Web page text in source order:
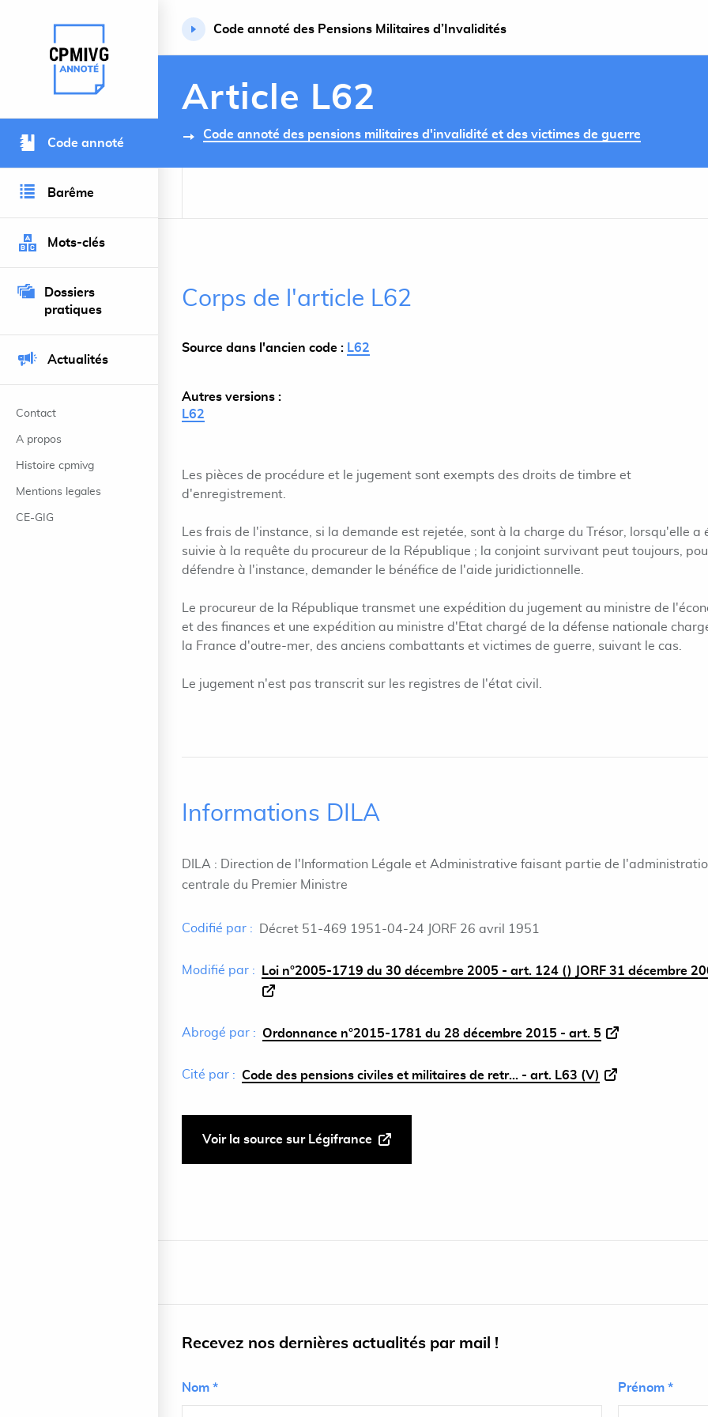
Retour à l’accueil du site
Code annoté
Barême
Mots-clés
Dossiers
pratiques
Actualités
Contact
A propos
Histoire cpmivg
Mentions legales
CE-GIG
Code annoté des Pensions Militaires d’Invalidités
Article L62
Code annoté des pensions militaires d'invalidité et des victimes de guerre
Corps de l'article L62
Source dans l'ancien code : L62
Autres versions :
L62
Les pièces de procédure et le jugement sont exempts des droits de timbre et
d'enregistrement.
Les frais de l'instance, si la demande est rejetée, sont à la charge du Trésor, lorsqu'elle a
suivie à la requête du procureur de la République ; la conjoint survivant peut toujours,
défendre à l'instance, demander le bénéfice de l'aide juridictionnelle.
Le procureur de la République transmet une expédition du jugement au ministre de
et des finances et une expédition au ministre d'Etat chargé de la défense nationale
la France d'outre-mer, des anciens combattants et victimes de guerre, suivant le cas.
Le jugement n'est pas transcrit sur les registres de l'état civil.
Informations DILA
DILA : Direction de l'Information Légale et Administrative faisant partie de
centrale du Premier Ministre
Codifié par : Décret 51-469 1951-04-24 JORF 26 avril 1951
Modifié par : Loi n°2005-1719 du 30 décembre 2005 - art. 124 () JORF 31 décembre
Abrogé par : Ordonnance n°2015-1781 du 28 décembre 2015 - art. 5
Cité par : Code des pensions civiles et militaires de retr... - art. L63 (V)
Voir la source sur Légifrance
Recevez nos dernières actualités par mail !
Nom * Prénom *